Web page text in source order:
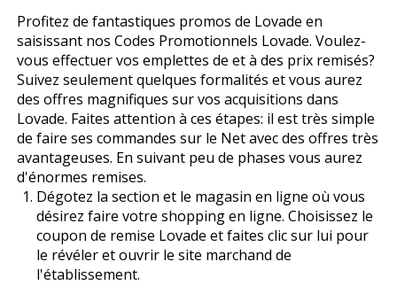
Profitez de fantastiques promos de Lovade en
saisissant nos Codes Promotionnels Lovade. Voulez-
vous effectuer vos emplettes de et à des prix remisés?
Suivez seulement quelques formalités et vous aurez
des offres magnifiques sur vos acquisitions dans
Lovade. Faites attention à ces étapes: il est très simple
de faire ses commandes sur le Net avec des offres très
avantageuses. En suivant peu de phases vous aurez
d'énormes remises.
Dégotez la section et le magasin en ligne où vous
désirez faire votre shopping en ligne. Choisissez le
coupon de remise Lovade et faites clic sur lui pour
le révéler et ouvrir le site marchand de
l'établissement.